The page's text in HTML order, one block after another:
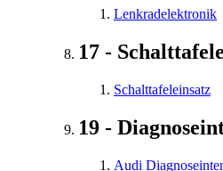
Lenkradelektronik
17 -
Schalttafeleinsatz
19 -
Audi